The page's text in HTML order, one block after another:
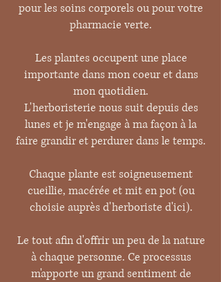
pour les soins corporels ou pour votre
pharmacie verte.
Les plantes occupent une place
importante dans mon coeur et dans
mon quotidien.
L'herboristerie nous suit depuis des
lunes et je m'engage à ma façon à la
faire grandir et perdurer dans le temps.
Chaque plante est soigneusement
cueillie, macérée et mit en pot (ou
choisie auprès d'herboriste d'ici).
Le tout afin d'offrir un peu de la nature
à chaque personne. Ce processus
m'apporte un grand sentiment de